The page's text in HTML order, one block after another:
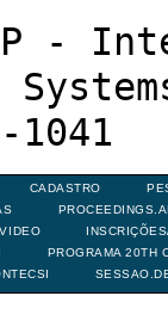
-
1041
CADASTRO
PROGRAMA 20TH